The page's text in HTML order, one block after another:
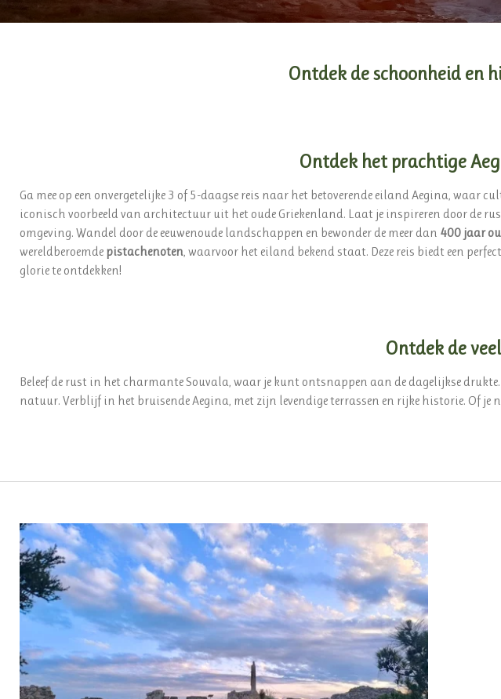
Ontdek de schoonheid en
Ontdek het prachtige
Ga mee op een onvergetelijke 3 of 5-daagse reis naar het betoverende eiland Aegina, waar
iconisch voorbeeld van architectuur uit het oude Griekenland. Laat je inspireren door de
omgeving. Wandel door de eeuwenoude landschappen en bewonder de meer dan 400 jaar
wereldberoemde pistachenoten, waarvoor het eiland bekend staat. Deze reis biedt een
glorie te ontdekken!
Ontdek de
Beleef de rust in het charmante Souvala, waar je kunt ontsnappen aan de dagelijkse
natuur. Verblijf in het bruisende Aegina, met zijn levendige terrassen en rijke historie. Of